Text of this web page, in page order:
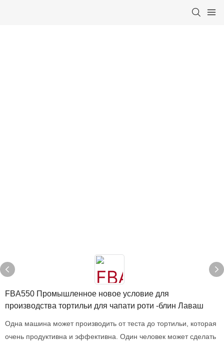
FBA550 Промышленное новое условие для
производства тортильи для чапати роти -блин Лаваш
Одна машина может производить от теста до тортильи, которая
очень продуктивна и эффективна. Один человек может сделать